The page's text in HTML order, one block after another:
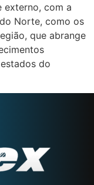
externo, com a
Norte, como os
que abrange
do